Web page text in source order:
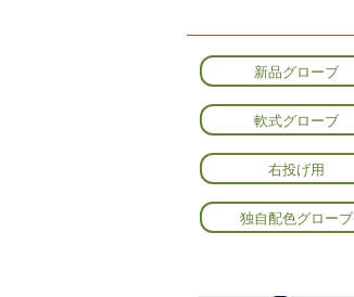
新品グローブ
軟式グローブ
右投げ用
独自配色グローブ